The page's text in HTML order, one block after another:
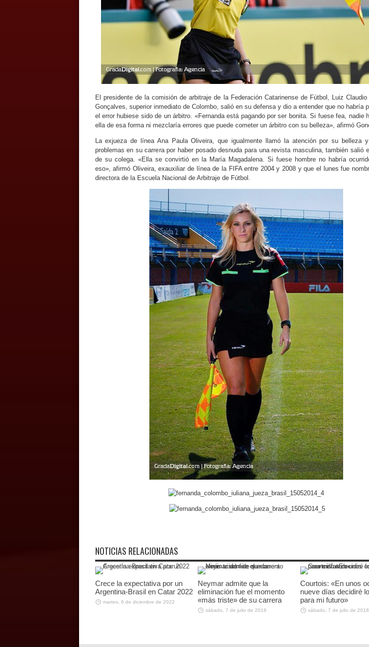
El presidente de la comisión de arbitraje de la Federación Catarinense de Fútbol, Luiz Claudio
Gonçalves, superior inmediato de Colombo, salió en su defensa y dio a entender que no habría
el error hubiese sido de un árbitro. «Fernanda está pagando por ser bonita. Si fuese fea, nadie
ella de esa forma ni mezclaría errores que puede cometer un árbitro con su belleza», afirmó
La exjueza de línea Ana Paula Oliveira, que igualmente llamó la atención por su belleza
problemas en su carrera por haber posado desnuda para una revista masculina, también salió
de su colega. «Ella se convirtió en la María Magadalena. Si fuese hombre no habría
eso», afirmó Oliveira, exauxiliar de línea de la FIFA entre 2004 y 2008 y que el lunes fue
directora de la Escuela Nacional de Arbitraje de Fútbol.
NOTICIAS RELACIONADAS
Crece la expectativa por un
Argentina-Brasil en Catar 2022
martes, 6 de diciembre de 2022
Neymar admite que la
eliminación fue el momento
«más triste» de su carrera
sábado, 7 de julio de 2018
Courtois: «En unos
nueve días decidiré
para mi futuro»
sábado, 7 de julio de 2018